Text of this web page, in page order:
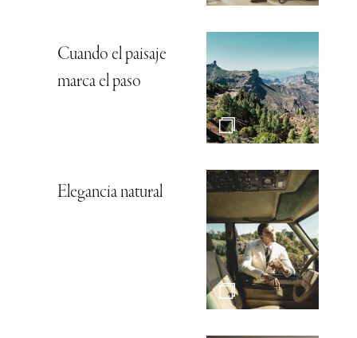
Cuando el paisaje
marca el paso
Elegancia natural